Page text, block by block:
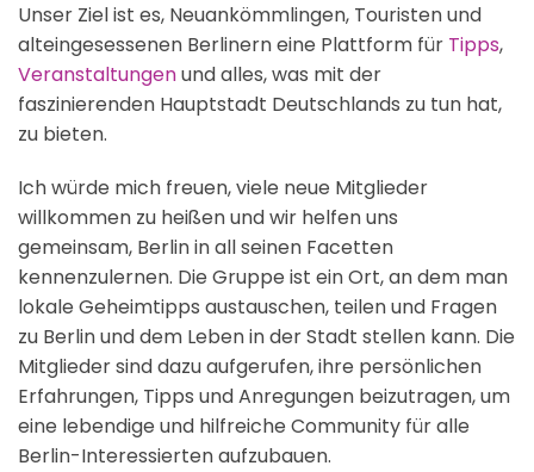
Unser Ziel ist es, Neuankömmlingen, Touristen und
alteingesessenen Berlinern eine Plattform für Tipps,
Veranstaltungenund alles, was mit der
faszinierenden Hauptstadt Deutschlands zu tun hat,
zu bieten.
Ich würde mich freuen, viele neue Mitglieder
willkommen zu heißen und wir helfen uns
gemeinsam, Berlin in all seinen Facetten
kennenzulernen. Die Gruppe ist ein Ort, an dem man
lokale Geheimtipps austauschen, teilen und Fragen
zu Berlin und dem Leben in der Stadt stellen kann. Die
Mitglieder sind dazu aufgerufen, ihre persönlichen
Erfahrungen, Tipps und Anregungen beizutragen, um
eine lebendige und hilfreiche Community für alle
Berlin-Interessierten aufzubauen.